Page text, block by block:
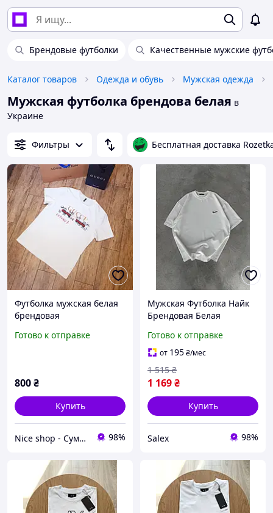
Брендовые футболки Качественные мужские
Каталог товаров Одежда и обувь Мужская одежда
Мужская футболка брендова белая в
Украине
Фильтры Бесплатная доставка
Футболка мужская белая
брендовая
Готово к отправке
800₴
Купить
Nice shop - Сумки Платки Косметика 98%
Мужская Футболка Найк
Брендовая Белая
Nike Salex Футболка
Чоловіча Найк Брендова
Біла Однотонна З
Логотипом
Готово к отправке
от 195₴/мес
1 169₴
1 515 ₴
Купить
Salex 98%